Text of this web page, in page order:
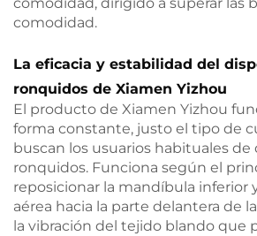
comodidad, dirigido a superar las
comodidad.
La eficacia y estabilidad del
ronquidos de Xiamen Yizhou
El producto de Xiamen Yizhou
forma constante, justo el tipo de
buscan los usuarios habituales
ronquidos. Funciona según el
reposicionar la mandíbula inferior
aérea hacia la parte delantera de
la vibración del tejido blando que